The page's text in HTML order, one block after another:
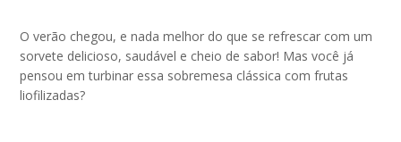
O verão chegou, e nada melhor do que se refrescar com um
sorvete delicioso, saudável e cheio de sabor! Mas você já
pensou em turbinar essa sobremesa clássica com frutas
liofilizadas?